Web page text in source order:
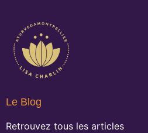
Le Blog
Retrouvez tous les articles